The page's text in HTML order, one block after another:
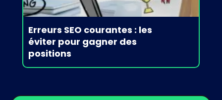
Erreurs SEO courantes : les
éviter pour gagner des
positions